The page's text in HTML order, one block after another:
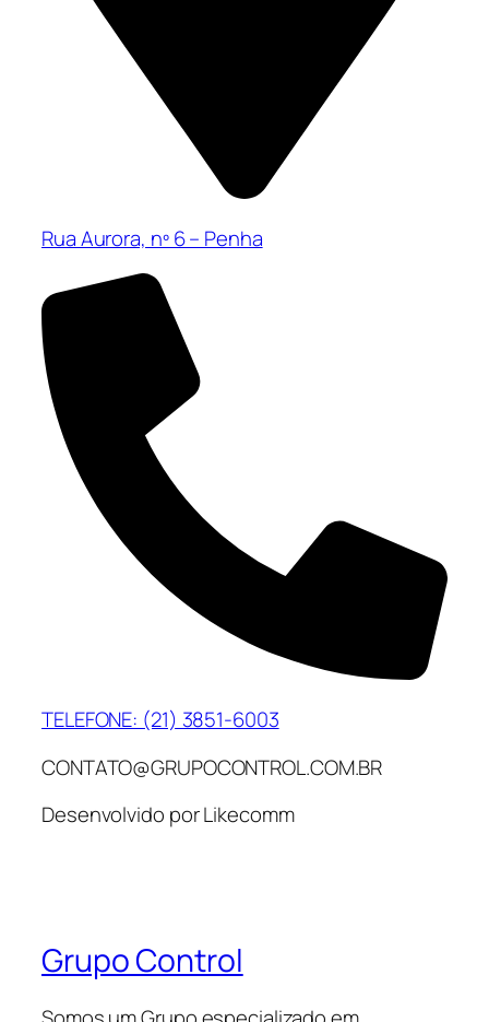
Rua Aurora, nº 6 – Penha
TELEFONE: (21) 3851-6003
CONTATO@GRUPOCONTROL.COM.BR
Desenvolvido por Likecomm
Grupo Control